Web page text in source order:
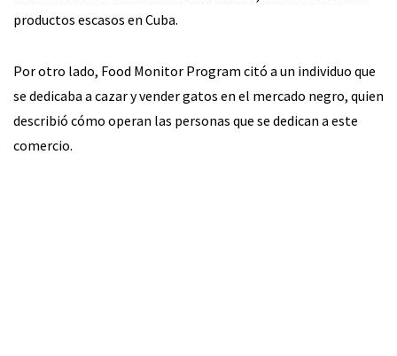
productos escasos en Cuba.
Por otro lado, Food Monitor Program citó a un individuo que
se dedicaba a cazar y vender gatos en el mercado negro, quien
describió cómo operan las personas que se dedican a este
comercio.